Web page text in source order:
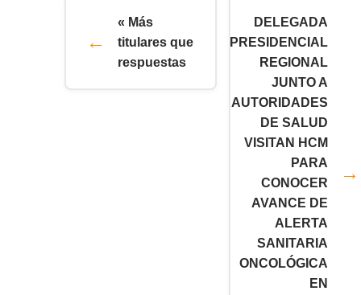
« Más
titulares que
respuestas
DELEGADA
PRESIDENCIAL
REGIONAL
JUNTO A
AUTORIDADES
DE SALUD
VISITAN HCM
PARA
CONOCER
AVANCE DE
ALERTA
SANITARIA
ONCOLÓGICA
EN